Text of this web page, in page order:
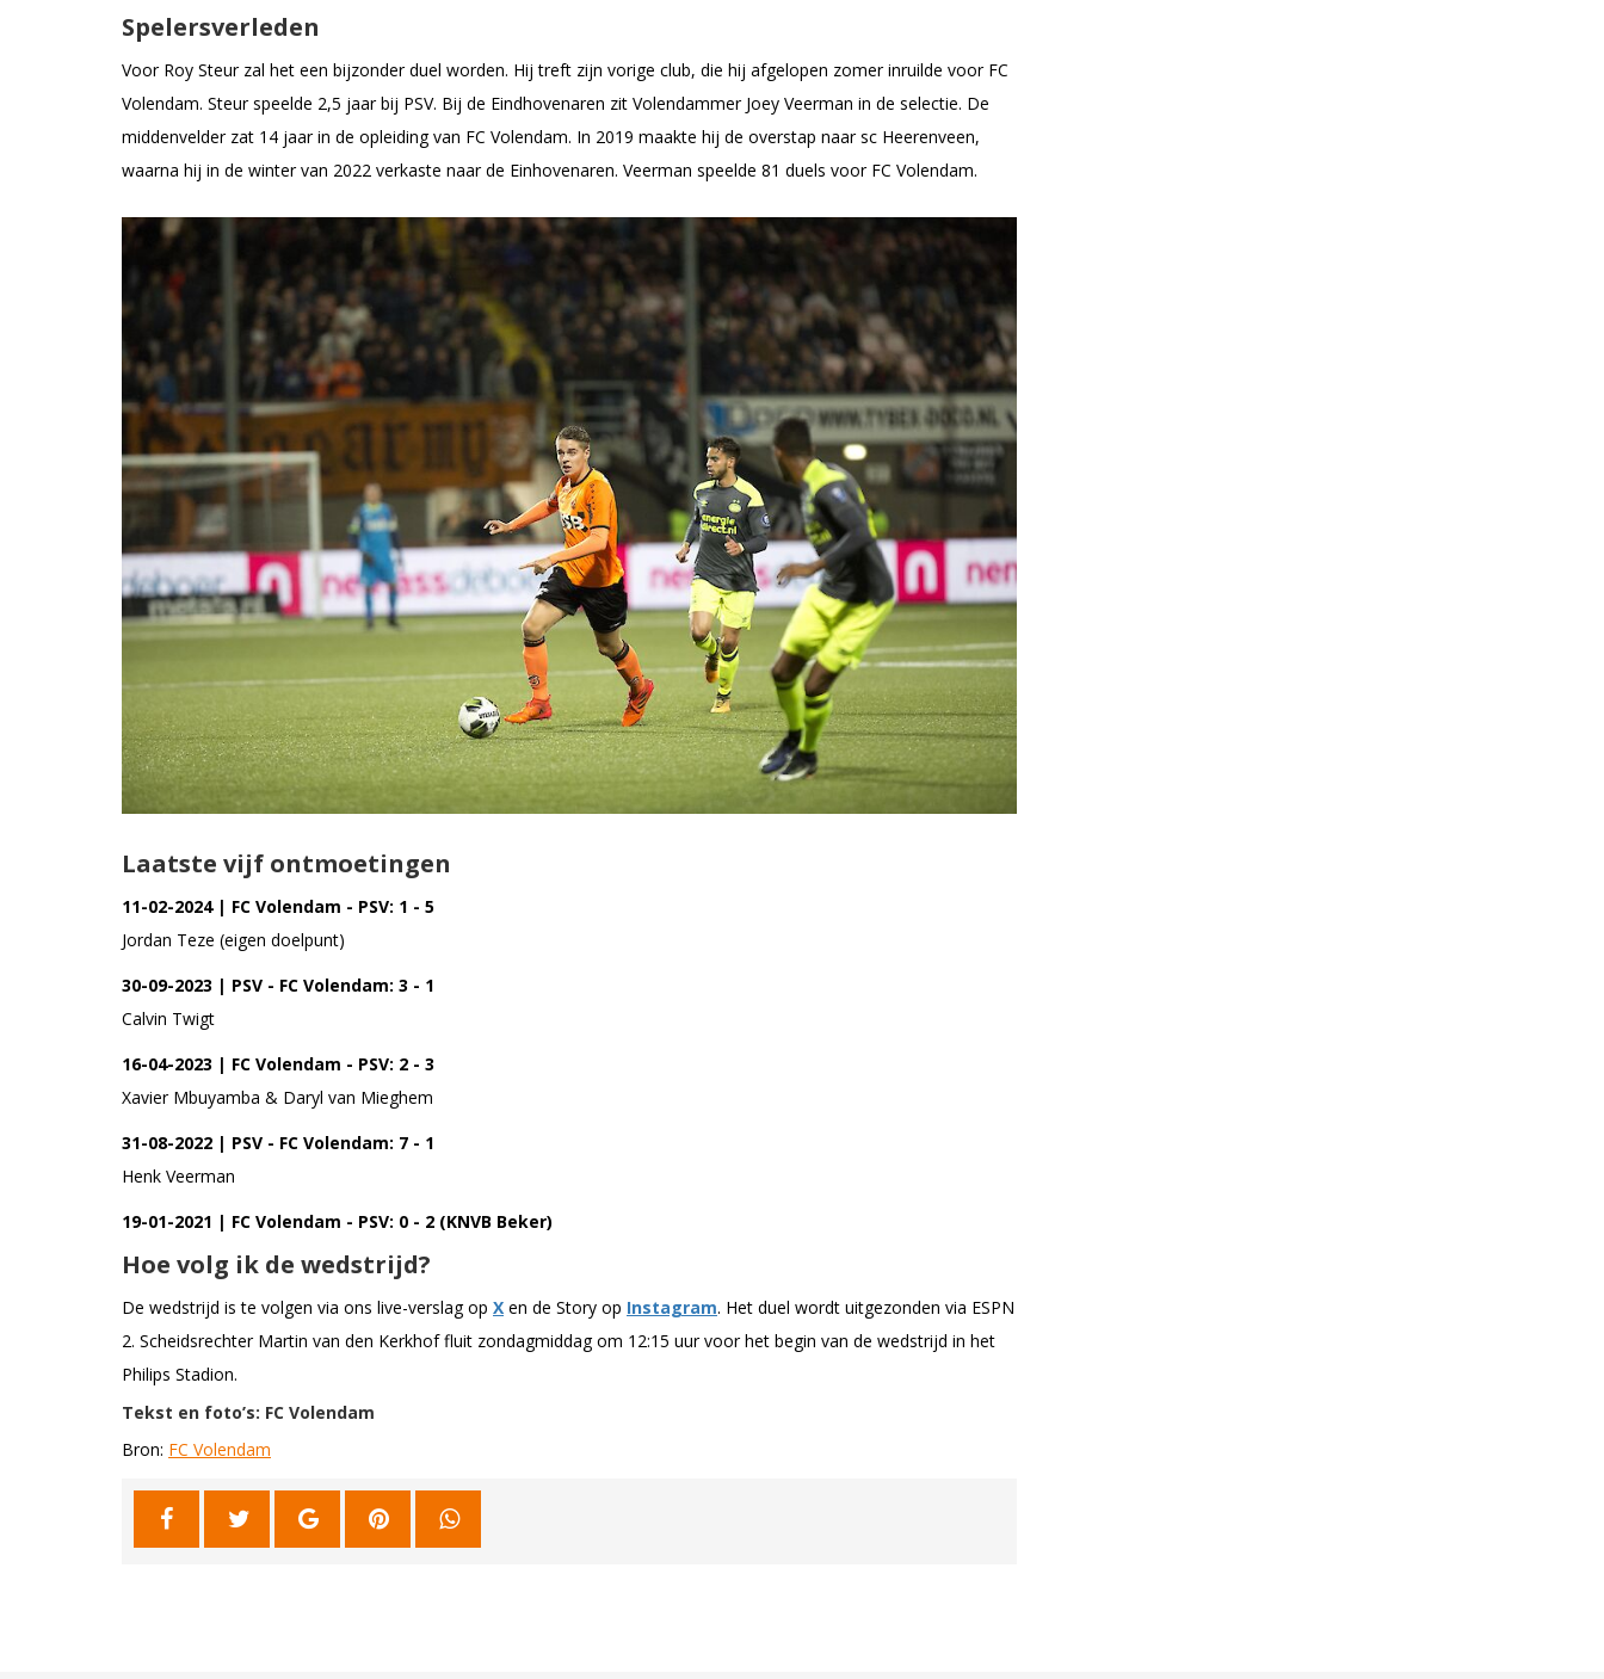
Spelersverleden
Voor Roy Steur zal het een bijzonder duel worden. Hij treft zijn vorige club, die hij afgelopen zomer inruilde voor FC
Volendam. Steur speelde 2,5 jaar bij PSV. Bij de Eindhovenaren zit Volendammer Joey Veerman in de selectie. De
middenvelder zat 14 jaar in de opleiding van FC Volendam. In 2019 maakte hij de overstap naar sc Heerenveen,
waarna hij in de winter van 2022 verkaste naar de Einhovenaren. Veerman speelde 81 duels voor FC Volendam.
Laatste vijf ontmoetingen
11-02-2024 | FC Volendam - PSV: 1 - 5
Jordan Teze (eigen doelpunt)
30-09-2023 | PSV - FC Volendam: 3 - 1
Calvin Twigt
16-04-2023 | FC Volendam - PSV: 2 - 3
Xavier Mbuyamba & Daryl van Mieghem
31-08-2022 | PSV - FC Volendam: 7 - 1
Henk Veerman
19-01-2021 | FC Volendam - PSV: 0 - 2 (KNVB Beker)
Hoe volg ik de wedstrijd?
De wedstrijd is te volgen via ons live-verslag op X en de Story op Instagram. Het duel wordt uitgezonden via ESPN
2. Scheidsrechter Martin van den Kerkhof fluit zondagmiddag om 12:15 uur voor het begin van de wedstrijd in het
Philips Stadion.
Tekst en foto’s: FC Volendam
Bron: FC Volendam